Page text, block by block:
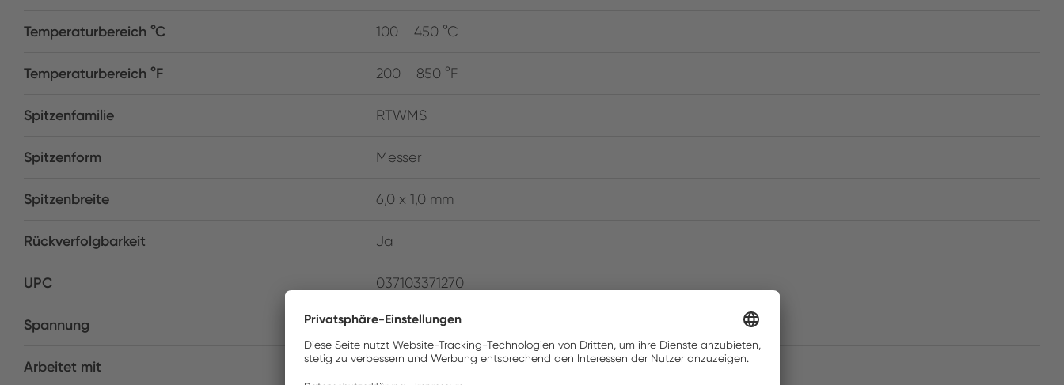
Temperaturbereich °C 100 - 450 °C
Temperaturbereich °F 200 - 850 °F
Spitzenfamilie RTWMS
Spitzenform Messer
Spitzenbreite 6,0 x 1,0 mm
Rückverfolgbarkeit Ja
UPC 037103371270
Spannung 12 VAC
Arbeitet mit WXMTS and WTMT